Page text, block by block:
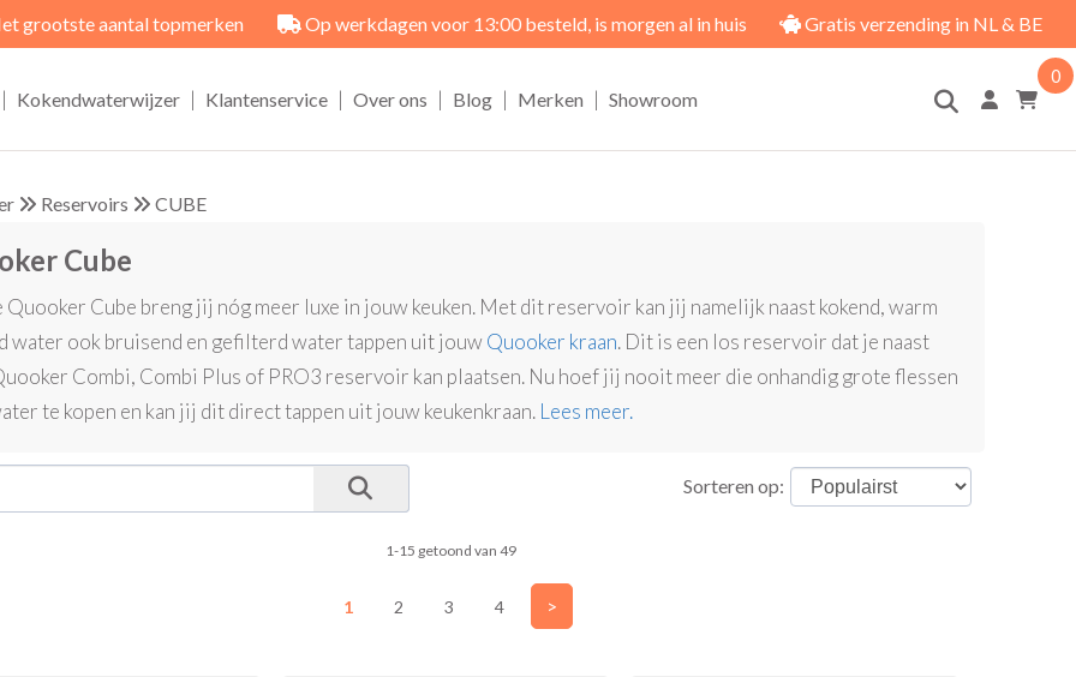
grootste aantal topmerken Op werkdagen voor 13:00 besteld, is morgen al in huis Gratis verzending in NL & BE
| Kokendwaterwijzer | Klantenservice | Over ons | Blog | Merken | Showroom
0
Reservoirs CUBE
Cube
Quooker Cube breng jij nóg meer luxe in jouw keuken. Met dit reservoir kan jij namelijk naast kokend, warm
water ook bruisend en gefilterd water tappen uit jouwQuooker kraan. Dit is een los reservoir dat je naast
Combi, Combi Plus of PRO3 reservoir kan plaatsen. Nu hoef jij nooit meer die onhandig grote flessen
te kopen en kan jij dit direct tappen uit jouw keukenkraan. Lees meer.
Sorteren op:
1-15 getoond van 49
1 2 3 4 >